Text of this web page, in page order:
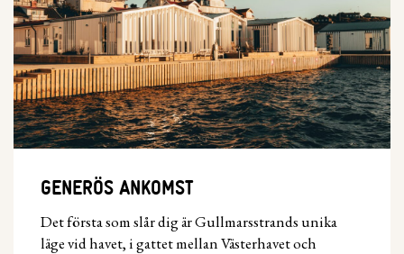
GENERÖS ANKOMST
Det första som slår dig är Gullmarsstrands unika
läge vid havet, i gattet mellan Västerhavet och